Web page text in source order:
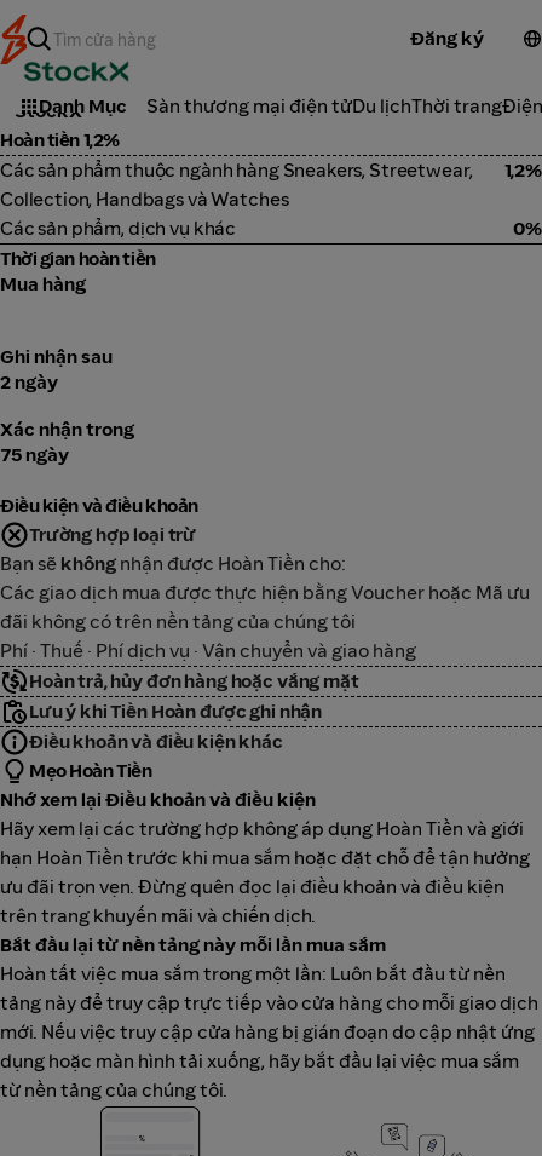
Đăng ký
Danh Mục Sàn thương mại điện tửDu lịchThời trang
Thời trang
StockX
Hoàn tiền 1,2%
Các sản phẩm thuộc ngành hàng Sneakers, Streetwear,
Collection, Handbags và Watches
1,2%
Các sản phẩm, dịch vụ khác
0%
Thời gian hoàn tiền
Mua hàng
Ghi nhận sau
2 ngày
Xác nhận trong
75 ngày
Điều kiện và điều khoản
Trường hợp loại trừ
Bạn sẽ không nhận được Hoàn Tiền cho:
Các giao dịch mua được thực hiện bằng Voucher hoặc Mã ưu
đãi không có trên nền tảng của chúng tôi
Phí · Thuế · Phí dịch vụ · Vận chuyển và giao hàng
Hoàn trả, hủy đơn hàng hoặc vắng mặt
Lưu ý khi Tiền Hoàn được ghi nhận
Điều khoản và điều kiện khác
Mẹo Hoàn Tiền
Nhớ xem lại Điều khoản và điều kiện
Hãy xem lại các trường hợp không áp dụng Hoàn Tiền và giới
hạn Hoàn Tiền trước khi mua sắm hoặc đặt chỗ để tận hưởng
ưu đãi trọn vẹn. Đừng quên đọc lại điều khoản và điều kiện
trên trang khuyến mãi và chiến dịch.
Bắt đầu lại từ nền tảng này mỗi lần mua sắm
Hoàn tất việc mua sắm trong một lần: Luôn bắt đầu từ nền
tảng này để truy cập trực tiếp vào cửa hàng cho mỗi giao dịch
mới. Nếu việc truy cập cửa hàng bị gián đoạn do cập nhật ứng
dụng hoặc màn hình tải xuống, hãy bắt đầu lại việc mua sắm
từ nền tảng của chúng tôi.